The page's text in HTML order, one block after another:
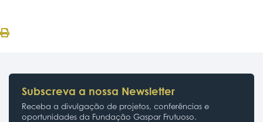
Subscreva a nossa Newsletter
Receba a divulgação de projetos, conferências e
oportunidades da Fundação Gaspar Frutuoso.